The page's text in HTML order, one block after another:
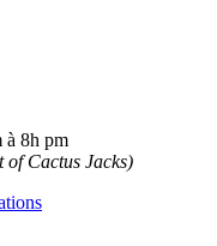
à 8h pm
of Cactus Jacks)